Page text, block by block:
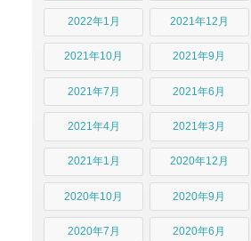
2022年1月 2021年12月
2021年10月 2021年9月
2021年7月 2021年6月
2021年4月 2021年3月
2021年1月 2020年12月
2020年10月 2020年9月
2020年7月 2020年6月